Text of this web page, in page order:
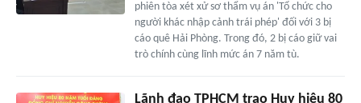
phiên tòa xét xử sơ thẩm vụ án 'Tổ chức cho
người khác nhập cảnh trái phép' đối với 3 bị
cáo quê Hải Phòng. Trong đó, 2 bị cáo giữ vai
trò chính cùng lĩnh mức án 7 năm tù.
Lãnh đạo TPHCM trao Huy hiệu 80